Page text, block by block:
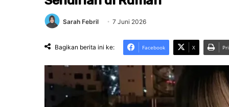
Sarah Febril 7 Juni 2026
Bagikan berita ini ke: Facebook X